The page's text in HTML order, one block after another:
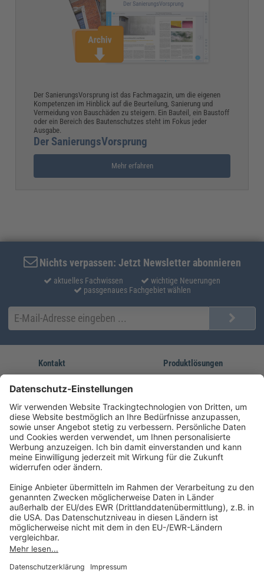
Der SanierungsVorsprung ist das Fachmagazin, um die eigenen
Kompetenzen im Hinblick auf die Beurteilung, Sanierung und
Vermeidung von Bauschäden zu steigern. Ein Bauteil, ein Baustoff
oder ein Bereich des Bautenschutzes steht im Fokus jeder
Ausgabe.
Der SanierungsVorsprung
Mehr erfahren
Nichts verpassen: Jetzt Newsletter abonnieren
aktuelles Fachwissen
wichtige Neuerungen
passgenaues Fachgebiet wählen
Kontakt
service@forum-verlag.com
Mo-Do 07:30 - 17:00 Uhr
Fr 07:30 - 15:00 Uhr
Produktlösungen
Unsere Marken
Folgen Sie uns
Impressum
Datenschutz